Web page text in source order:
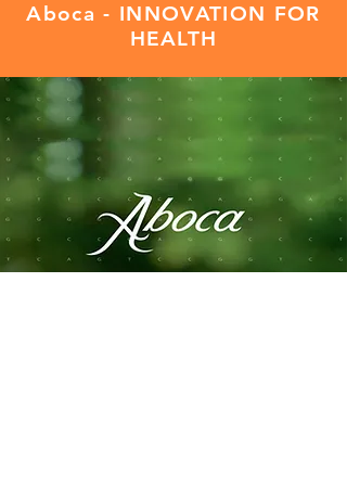
Aboca - INNOVATION FOR
HEALTH